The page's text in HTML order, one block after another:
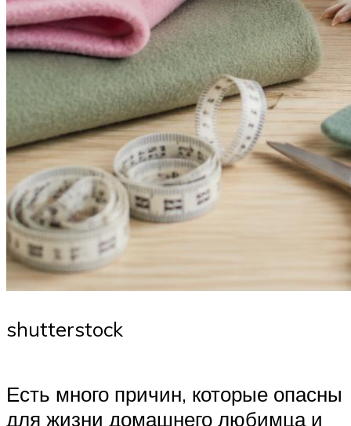
shutterstock
Есть много причин, которые опасны
для жизни домашнего любимца и